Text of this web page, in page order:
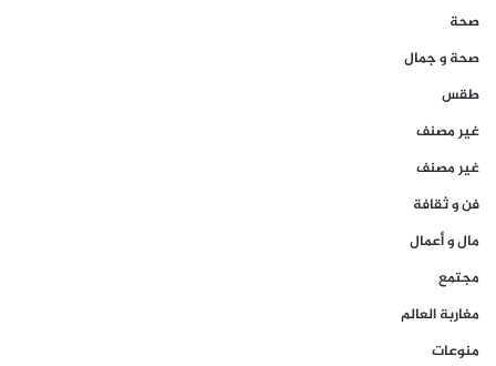
صحة
صحة و جمال
طقس
غير مصنف
غير مصنف
فن و ثقافة
مال و أعمال
مجتمع
مغاربة العالم
منوعات